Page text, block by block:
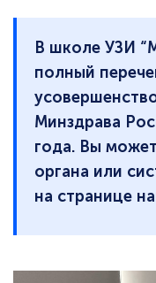
В школе УЗИ
полный
Минздрава
года. Вы
органа или
на странице